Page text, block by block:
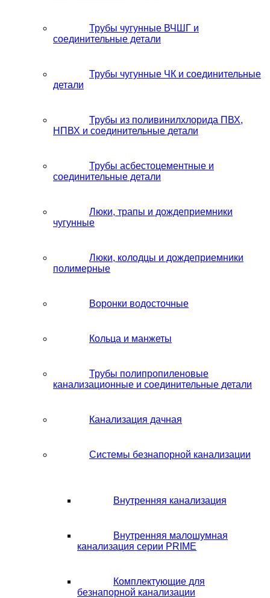
Трубы чугунные ВЧШГ и
соединительные детали
Трубы чугунные ЧК и соединительные
детали
Трубы из поливинилхлорида ПВХ,
НПВХ и соединительные детали
Трубы асбестоцементные и
соединительные детали
Люки, трапы и дождеприемники
чугунные
Люки, колодцы и дождеприемники
полимерные
Воронки водосточные
Кольца и манжеты
Трубы полипропиленовые
канализационные и соединительные детали
Канализация дачная
Системы безнапорной канализации
Внутренняя канализация
Внутренняя малошумная
канализация серии PRIME
Комплектующие для
безнапорной канализации